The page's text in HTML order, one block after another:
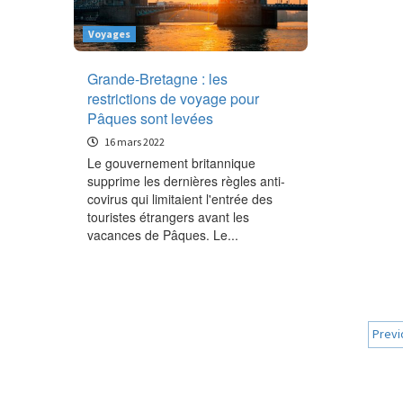
Voyages
Grande-Bretagne : les
restrictions de voyage pour
Pâques sont levées
16 mars 2022
Le gouvernement britannique
supprime les dernières règles anti-
covirus qui limitaient l'entrée des
touristes étrangers avant les
vacances de Pâques. Le...
des